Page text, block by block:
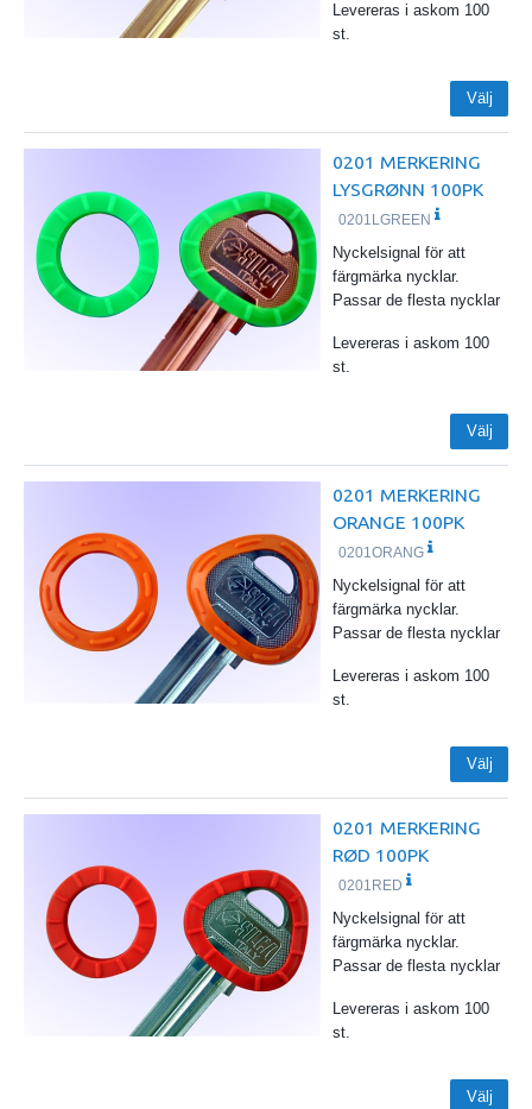
Levereras i askom 100
st.
Välj
0201 MERKERING
LYSGRØNN 100PK
0201LGREEN
Nyckelsignal för att
färgmärka nycklar.
Passar de flesta nycklar
Levereras i askom 100
st.
Välj
0201 MERKERING
ORANGE 100PK
0201ORANG
Nyckelsignal för att
färgmärka nycklar.
Passar de flesta nycklar
Levereras i askom 100
st.
Välj
0201 MERKERING
RØD 100PK
0201RED
Nyckelsignal för att
färgmärka nycklar.
Passar de flesta nycklar
Levereras i askom 100
st.
Välj